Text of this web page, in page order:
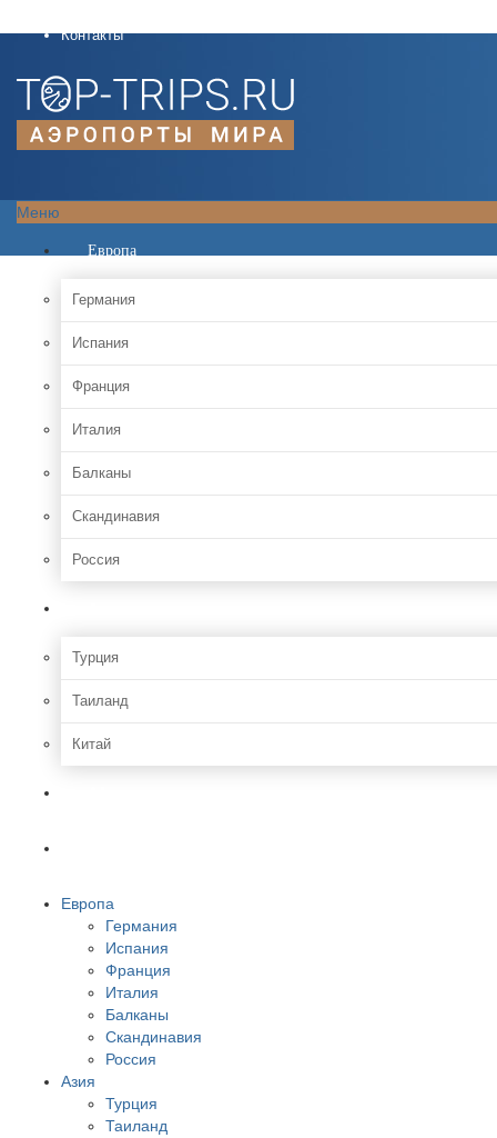
Контакты
Меню
Европа
Германия
Испания
Франция
Италия
Балканы
Скандинавия
Россия
Турция
Таиланд
Китай
Европа
Германия
Испания
Франция
Италия
Балканы
Скандинавия
Россия
Азия
Турция
Таиланд